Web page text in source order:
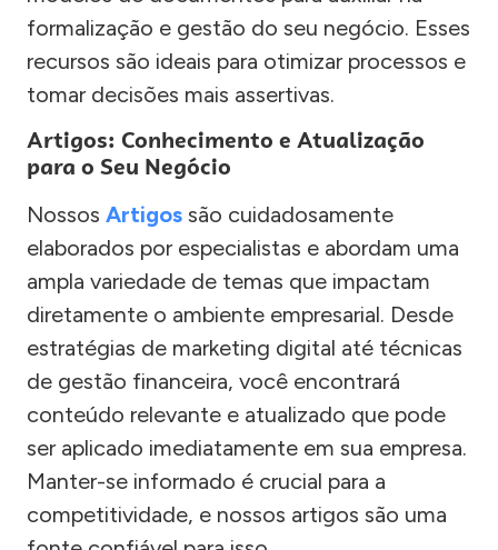
formalização e gestão do seu negócio. Esses
recursos são ideais para otimizar processos e
tomar decisões mais assertivas.
Artigos: Conhecimento e Atualização
para o Seu Negócio
Nossos Artigos são cuidadosamente
elaborados por especialistas e abordam uma
ampla variedade de temas que impactam
diretamente o ambiente empresarial. Desde
estratégias de marketing digital até técnicas
de gestão financeira, você encontrará
conteúdo relevante e atualizado que pode
ser aplicado imediatamente em sua empresa.
Manter-se informado é crucial para a
competitividade, e nossos artigos são uma